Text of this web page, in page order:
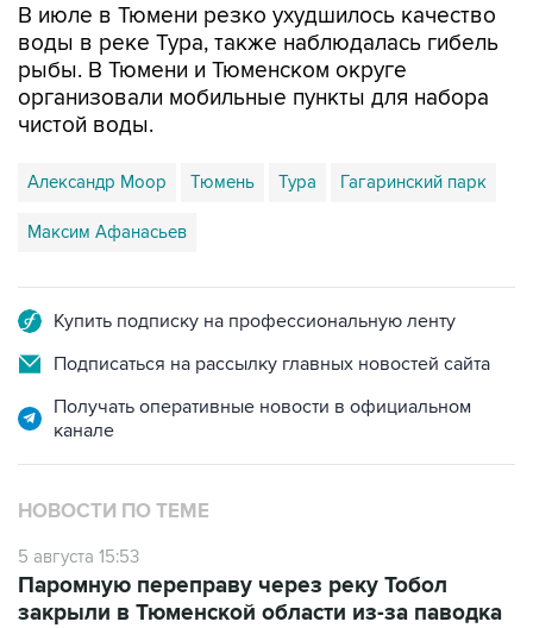
В июле в Тюмени резко ухудшилось качество
воды в реке Тура, также наблюдалась гибель
рыбы. В Тюмени и Тюменском округе
организовали мобильные пункты для набора
чистой воды.
Александр Моор Тюмень Тура Гагаринский парк
Максим Афанасьев
Купить подписку на профессиональную ленту
Подписаться на рассылку главных новостей сайта
Получать оперативные новости в официальном
канале
НОВОСТИ ПО ТЕМЕ
5 августа 15:53
Паромную переправу через реку Тобол
закрыли в Тюменской области из-за паводка